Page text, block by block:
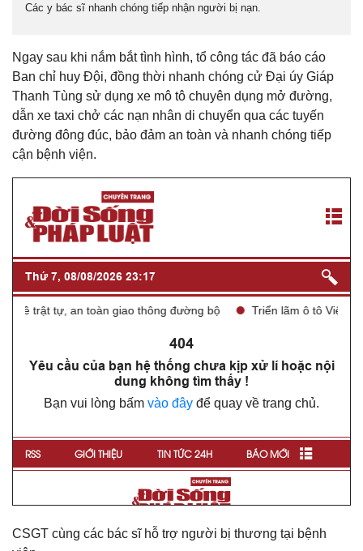
Các y bác sĩ nhanh chóng tiếp nhận người bị nạn.
Ngay sau khi nắm bắt tình hình, tổ công tác đã báo cáo
Ban chỉ huy Đội, đồng thời nhanh chóng cử Đại úy Giáp
Thanh Tùng sử dụng xe mô tô chuyên dụng mở đường,
dẫn xe taxi chở các nạn nhân di chuyển qua các tuyến
đường đông đúc, bảo đảm an toàn và nhanh chóng tiếp
cận bệnh viện.
CSGT cùng các bác sĩ hỗ trợ người bị thương tại bệnh